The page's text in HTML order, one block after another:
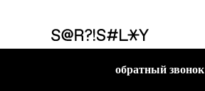
обратный звонок